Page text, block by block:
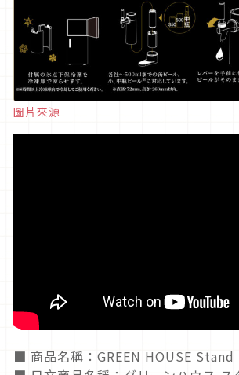
圖片來源
■ 商品名稱：GREEN HOUSE